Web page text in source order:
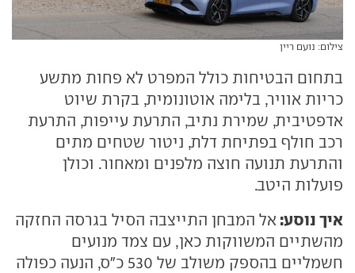
צילום: נועם ריין
בתחום הבטיחות כולל המפרט לא פחות מתשע
כריות אוויר, בלימה אוטונומית, בקרת שיוט
אדפטיבית, שמירת נתיב, התרעת עייפות, התרעת
רכב חולף בפתיחת דלת, ניטור שטחים מתים
והתרעת תנועה חוצה מלפנים ומאחור. וכולן
פועלות היטב.
איך נוסע: אל המבחן התייצבה הסיל בגרסה החזקה
מהשתיים המשווקות כאן, עם צמד מנועים
חשמליים בהספק משולב של 530 כ"ס, הנעה כפולה